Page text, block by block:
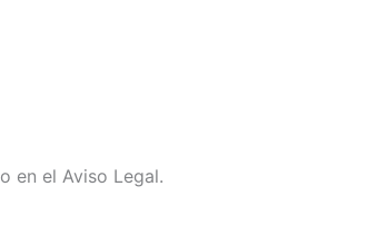
en el Aviso Legal.